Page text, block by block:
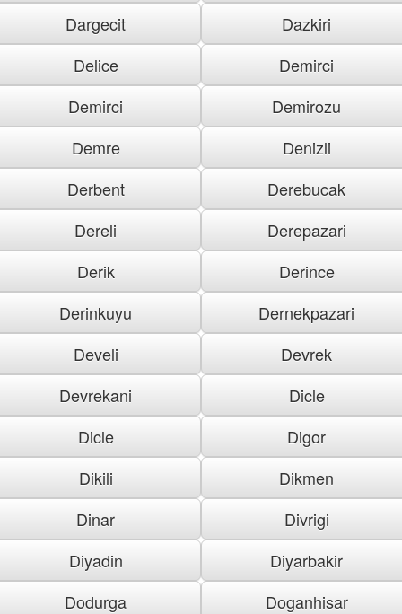
Dargecit
Dazkiri
Delice
Demirci
Demirci
Demirozu
Demre
Denizli
Derbent
Derebucak
Dereli
Derepazari
Derik
Derince
Derinkuyu
Dernekpazari
Develi
Devrek
Devrekani
Dicle
Dicle
Digor
Dikili
Dikmen
Dinar
Divrigi
Diyadin
Diyarbakir
Dodurga
Doganhisar